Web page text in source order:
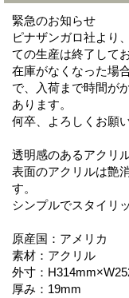
緊急のお知らせ
ピナザンガロ社より
ての生産は終了してお
在庫がなくなった場
で、入荷まで時間が
あります。
何卒、よろしくお願
透明感のあるアクリ
表面のアクリルは艶
す。
シンプルでスタイリ
原産国：アメリカ
素材：アクリル
外寸：
厚み：19mm